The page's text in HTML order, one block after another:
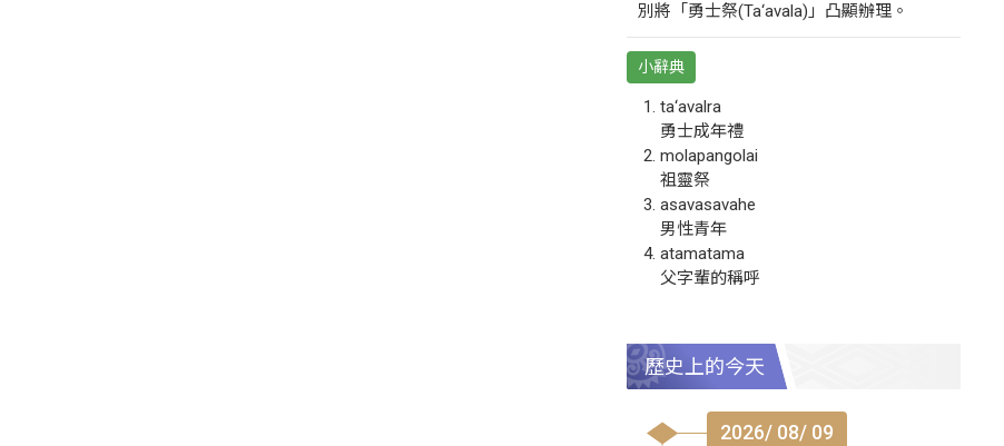
別將「勇士祭(Ta‘avala)」凸顯辦理。
小辭典
ta‘avalra
勇士成年禮
molapangolai
祖靈祭
asavasavahe
男性青年
atamatama
父字輩的稱呼
歷史上的今天
2026/ 08/ 09